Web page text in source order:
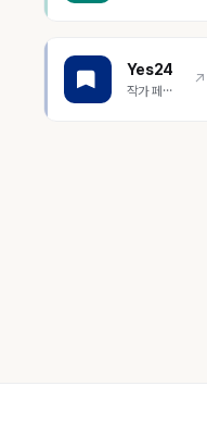
Yes24
작가 페이지
↗